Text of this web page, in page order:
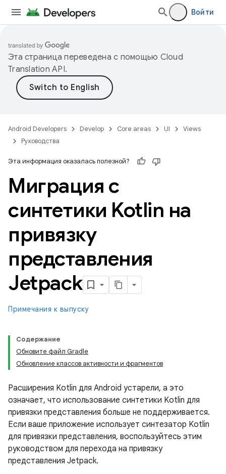
Войти
Эта страница переведена с помощью Cloud
Translation API.
Android Developers Develop Core areas UI
Views
Руководства
Эта информация оказалась полезной?
Миграция с
синтетики Kotlin на
привязку
представления
Jetpack
Примечания к выпуску
Содержание
Обновите файл Gradle
Обновление классов активности и фрагментов
Расширения Kotlin для Android устарели, а это
означает, что использование синтетики Kotlin для
привязки представления больше не поддерживается.
Если ваше приложение использует синтезатор Kotlin
для привязки представления, воспользуйтесь этим
руководством для перехода на привязку
представления Jetpack.